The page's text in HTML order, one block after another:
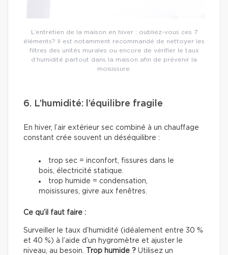
L’entretien de la maison en hiver : oubliez-vous ces 7
éléments? Il est notamment recommandé de nettoyer les
filtres des unités murales ou encore de vérifier le taux
d’humidité partout dans la maison afin de prévenir la
moisissure.
6. L’humidité: l’équilibre fragile
En hiver, l’air extérieur sec combiné à un chauffage
constant crée souvent un déséquilibre :
trop sec = inconfort, fissures dans le
bois, électricité statique.
trop humide = condensation,
moisissures, givre aux fenêtres.
Ce qu’il faut faire :
Surveiller le taux d’humidité (idéalement entre 30 %
et 40 %) à l’aide d’un hygromètre et ajuster le
niveau, au besoin.
Trop humide ? Utilisez un